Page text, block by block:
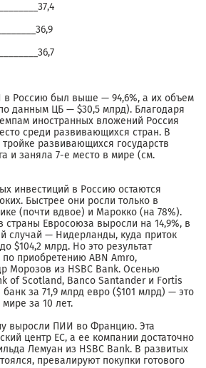
в Россию был выше — 94,6%, а их объем
данным ЦБ — $30,5 млрд). Благодаря
иностранных вложений Россия
среди развивающихся стран. В
тройке развивающихся государств
и заняла 7-е место в мире (см.
инвестиций в Россию остаются
Быстрее они росли только в
(почти вдвое) и Марокко (на 78%).
Евросоюза выросли на 14,9%, в
случай — Нидерланды, куда приток
$104,2 млрд. Но это результат
приобретению ABN Amro,
Морозов из HSBC Bank. Осенью
of Scotland, Banco Santander и Fortis
за 71,9 млрд евро ($101 млрд) — это
за 10 лет.
выросли ПИИ во Францию. Эта
центр ЕС, а ее компании достаточно
Лемуан из HSBC Bank. В развитых
превалируют покупки готового